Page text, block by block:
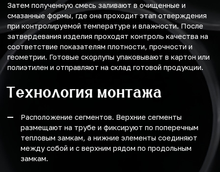
Затем полученную смесь заливают в очищенные и
смазанные формы, где она проходит этап отверждения
при контролируемой температуре и влажности. После
затвердевания изделия проходят контроль качества на
соответствие показателям плотности, прочности и
геометрии. Готовые скорлупы упаковывают в картон или
полиэтилен и отправляют на склад готовой продукции.
Технология монтажа
Расположение сегментов. Верхние сегменты
размещают на трубе и фиксируют по поперечным
тепловым замкам, а нижние элементы соединяют
между собой и с верхним рядом по продольным
замкам.